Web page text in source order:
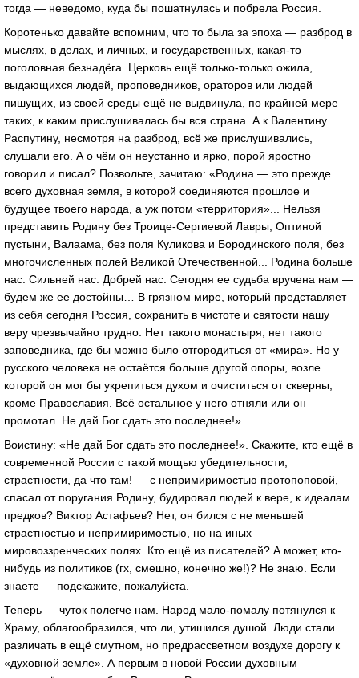
тогда — неведомо, куда бы пошатнулась и побрела Россия.
Коротенько давайте вспомним, что то была за эпоха — разброд в
мыслях, в делах, и личных, и государственных, какая-то
поголовная безнадёга. Церковь ещё только-только ожила,
выдающихся людей, проповедников, ораторов или людей
пишущих, из своей среды ещё не выдвинула, по крайней мере
таких, к каким прислушивалась бы вся страна. А к Валентину
Распутину, несмотря на разброд, всё же прислушивались,
слушали его. А о чём он неустанно и ярко, порой яростно
говорил и писал? Позвольте, зачитаю: «Родина — это прежде
всего духовная земля, в которой соединяются прошлое и
будущее твоего народа, а уж потом «территория»... Нельзя
представить Родину без Троице-Сергиевой Лавры, Оптиной
пустыни, Валаама, без поля Куликова и Бородинского поля, без
многочисленных полей Великой Отечественной... Родина больше
нас. Сильней нас. Добрей нас. Сегодня ее судьба вручена нам —
будем же ее достойны… В грязном мире, который представляет
из себя сегодня Россия, сохранить в чистоте и святости нашу
веру чрезвычайно трудно. Нет такого монастыря, нет такого
заповедника, где бы можно было отгородиться от «мира». Но у
русского человека не остаётся больше другой опоры, возле
которой он мог бы укрепиться духом и очиститься от скверны,
кроме Православия. Всё остальное у него отняли или он
промотал. Не дай Бог сдать это последнее!»
Воистину: «Не дай Бог сдать это последнее!». Скажите, кто ещё в
современной России с такой мощью убедительности,
страстности, да что там! — с непримиримостью протопоповой,
спасал от поругания Родину, будировал людей к вере, к идеалам
предков? Виктор Астафьев? Нет, он бился с не меньшей
страстностью и непримиримостью, но на иных
мировоззренческих полях. Кто ещё из писателей? А может, кто-
нибудь из политиков (гх, смешно, конечно же!)? Не знаю. Если
знаете — подскажите, пожалуйста.
Теперь — чуток полегче нам. Народ мало-помалу потянулся к
Храму, облагообразился, что ли, утишился душой. Люди стали
различать в ещё смутном, но предрассветном воздухе дорогу к
«духовной земле». А первым в новой России духовным